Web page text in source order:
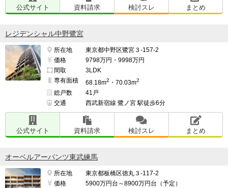
公式サイト 資料請求 検討スレ まとめ
レジデンシャル中野鷺宮
所在地
東京都中野区鷺宮３-157-2
価格
9798万円・9998万円
間取
3LDK
専有面積
68.18m2 ・70.03m2
総戸数
41戸
交通
西武新宿線 鷺ノ宮 駅徒歩6分
公式サイト 資料請求 検討スレ まとめ
オーベルアーバンツ東武練馬
所在地
東京都板橋区徳丸３-117-2
価格
5900万円台～8900万円台（予定）